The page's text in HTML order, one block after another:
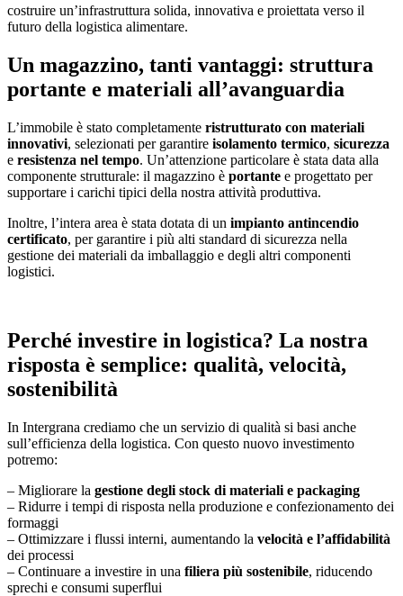
costruire un’infrastruttura solida, innovativa e proiettata verso il
futuro della logistica alimentare.
Un magazzino, tanti vantaggi: struttura
portante e materiali all’avanguardia
L’immobile è stato completamente ristrutturato con materiali
innovativi, selezionati per garantire isolamento termico, sicurezza
e resistenza nel tempo. Un’attenzione particolare è stata data alla
componente strutturale: il magazzino è portante e progettato per
supportare i carichi tipici della nostra attività produttiva.
Inoltre, l’intera area è stata dotata di un impianto antincendio
certificato, per garantire i più alti standard di sicurezza nella
gestione dei materiali da imballaggio e degli altri componenti
logistici.
Perché investire in logistica? La nostra
risposta è semplice: qualità, velocità,
sostenibilità
In Intergrana crediamo che un servizio di qualità si basi anche
sull’efficienza della logistica. Con questo nuovo investimento
potremo:
– Migliorare la gestione degli stock di materiali e packaging
– Ridurre i tempi di risposta nella produzione e confezionamento dei
formaggi
– Ottimizzare i flussi interni, aumentando la velocità e l’affidabilità
dei processi
– Continuare a investire in una filiera più sostenibile, riducendo
sprechi e consumi superflui